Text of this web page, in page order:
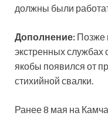
должны были
Дополнение: Позже
экстренных службах
якобы появился от
стихийной свалки.
Ранее 8 мая на